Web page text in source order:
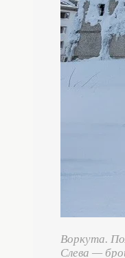
Воркута.
Слева —